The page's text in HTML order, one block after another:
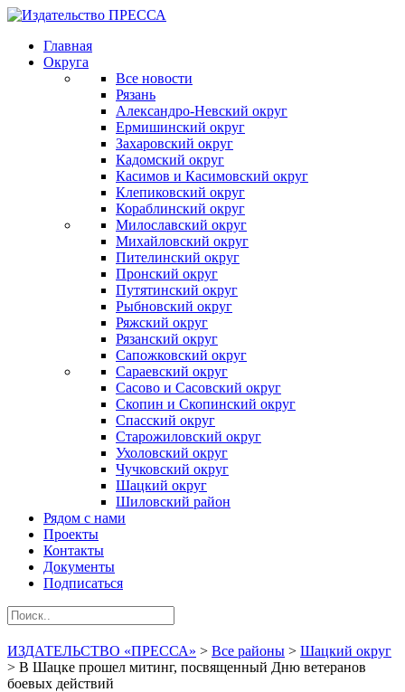
Главная
Округа
Все новости
Рязань
Александро-Невский округ
Ермишинский округ
Захаровский округ
Кадомский округ
Касимов и Касимовский округ
Клепиковский округ
Кораблинский округ
Милославский округ
Михайловский округ
Пителинский округ
Пронский округ
Путятинский округ
Рыбновский округ
Ряжский округ
Рязанский округ
Сапожковский округ
Сараевский округ
Сасово и Сасовский округ
Скопин и Скопинский округ
Спасский округ
Старожиловский округ
Ухоловский округ
Чучковский округ
Шацкий округ
Шиловский район
Рядом с нами
Проекты
Контакты
Документы
Подписаться
ИЗДАТЕЛЬСТВО «ПРЕССА» > Все районы > Шацкий округ
> В Шацке прошел митинг, посвященный Дню ветеранов
боевых действий